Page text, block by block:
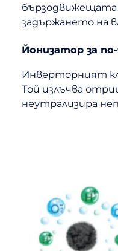
бързодвижещата
задържането на
Йонизатор за
Инверторният
Той излъчва
неутрализира